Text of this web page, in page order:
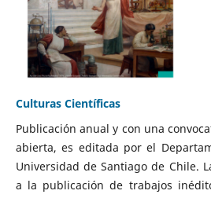
Culturas Científicas
Publicación anual y con una
abierta, es editada por el
Universidad de Santiago de Chile.
a la publicación de trabajos